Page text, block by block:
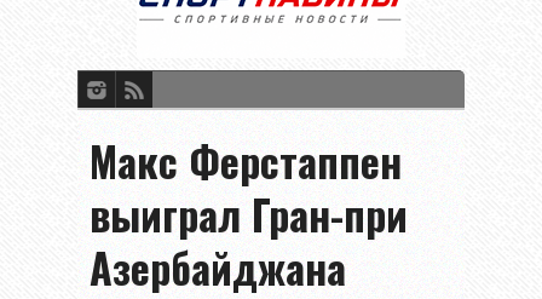
Макс Ферстаппен
выиграл Гран-при
Азербайджана